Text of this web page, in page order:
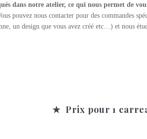
dans notre atelier, ce qui nous permet de
pouvez nous contacter pour des commandes
un design que vous avez créé etc…) et nous
★ Prix pour 1